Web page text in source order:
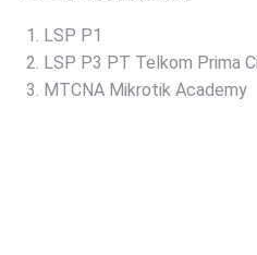
LSP P1
LSP P3 PT Telkom Prima
MTCNA Mikrotik Academy